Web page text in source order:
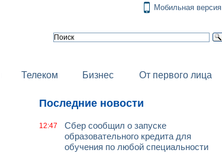
Мобильная версия
Телеком Бизнес От первого лица
Последние новости
12:47
Сбер сообщил о запуске
образовательного кредита для
обучения по любой специальности